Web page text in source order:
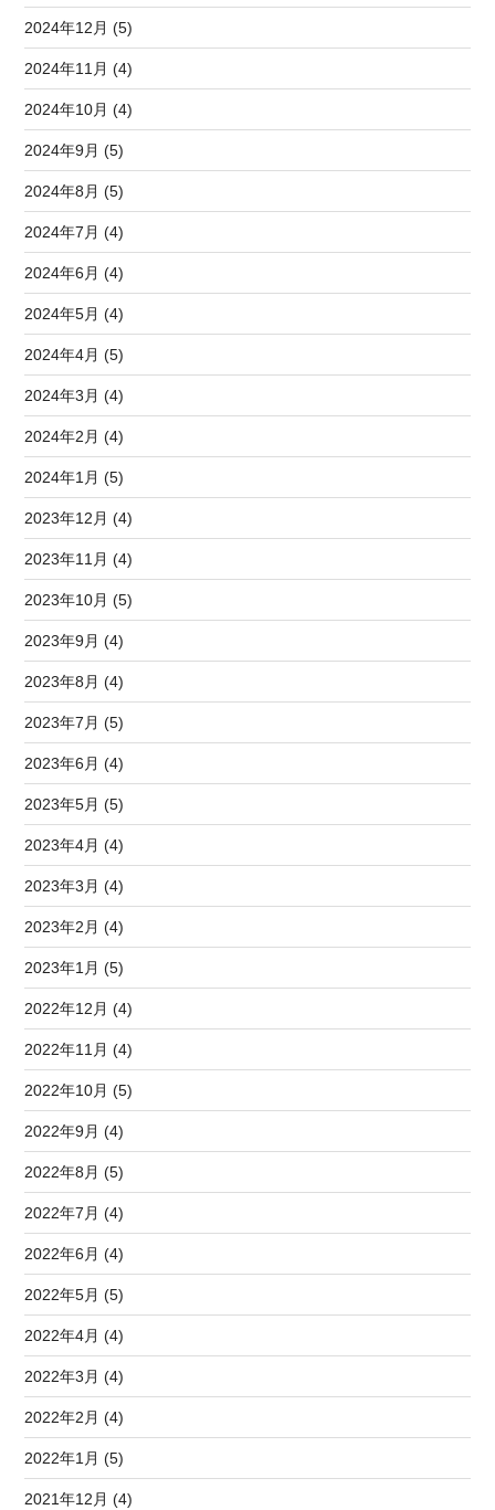
2024年12月 (5)
2024年11月 (4)
2024年10月 (4)
2024年9月 (5)
2024年8月 (5)
2024年7月 (4)
2024年6月 (4)
2024年5月 (4)
2024年4月 (5)
2024年3月 (4)
2024年2月 (4)
2024年1月 (5)
2023年12月 (4)
2023年11月 (4)
2023年10月 (5)
2023年9月 (4)
2023年8月 (4)
2023年7月 (5)
2023年6月 (4)
2023年5月 (5)
2023年4月 (4)
2023年3月 (4)
2023年2月 (4)
2023年1月 (5)
2022年12月 (4)
2022年11月 (4)
2022年10月 (5)
2022年9月 (4)
2022年8月 (5)
2022年7月 (4)
2022年6月 (4)
2022年5月 (5)
2022年4月 (4)
2022年3月 (4)
2022年2月 (4)
2022年1月 (5)
2021年12月 (4)